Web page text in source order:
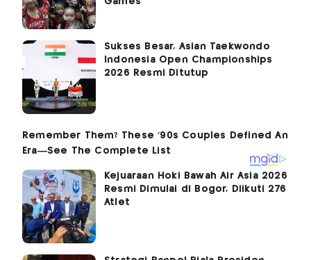
Sukses Besar, Asian Taekwondo
Indonesia Open Championships
2026 Resmi Ditutup
Kejuaraan Hoki Bawah Air Asia 2026
Resmi Dimulai di Bogor, Diikuti 276
Atlet